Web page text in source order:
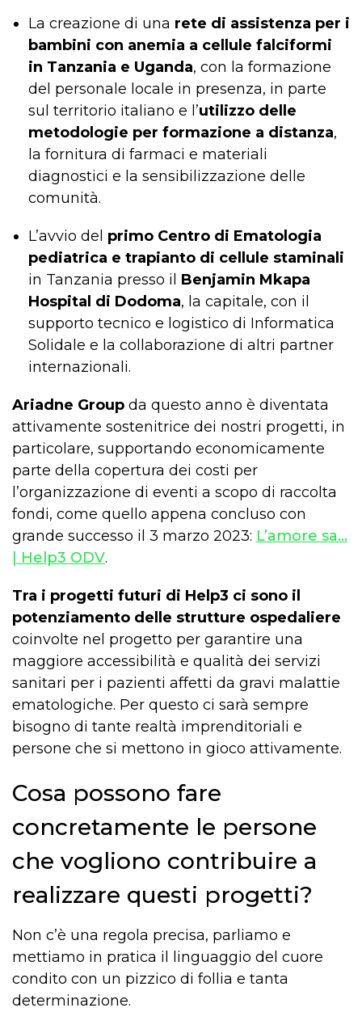
La creazione di una rete di assistenza per i
bambini con anemia a cellule falciformi
in Tanzania e Uganda, con la formazione
del personale locale in presenza, in parte
sul territorio italiano e l’utilizzo delle
metodologie per formazione a distanza,
la fornitura di farmaci e materiali
diagnostici e la sensibilizzazione delle
comunità.
L’avvio del primo Centro di Ematologia
pediatrica e trapianto di cellule staminali
in Tanzania presso il Benjamin Mkapa
Hospital di Dodoma, la capitale, con il
supporto tecnico e logistico di Informatica
Solidale e la collaborazione di altri partner
internazionali.
Ariadne Group da questo anno è diventata
attivamente sostenitrice dei nostri progetti, in
particolare, supportando economicamente
parte della copertura dei costi per
l’organizzazione di eventi a scopo di raccolta
fondi, come quello appena concluso con
grande successo il 3 marzo 2023: L’amore sa…
| Help3 ODV.
Tra i progetti futuri di Help3 ci sono il
potenziamento delle strutture ospedaliere
coinvolte nel progetto per garantire una
maggiore accessibilità e qualità dei servizi
sanitari per i pazienti affetti da gravi malattie
ematologiche. Per questo ci sarà sempre
bisogno di tante realtà imprenditoriali e
persone che si mettono in gioco attivamente.
Cosa possono fare
concretamente le persone
che vogliono contribuire a
realizzare questi progetti?
Non c’è una regola precisa, parliamo e
mettiamo in pratica il linguaggio del cuore
condito con un pizzico di follia e tanta
determinazione.